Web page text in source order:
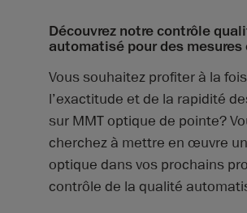
Découvrez notre contrôle
automatisé pour des
Vous souhaitez profiter à la
l’exactitude et de la rapidité
sur MMT optique de pointe?
cherchez à mettre en œuvre
optique dans vos prochains
contrôle de la qualité